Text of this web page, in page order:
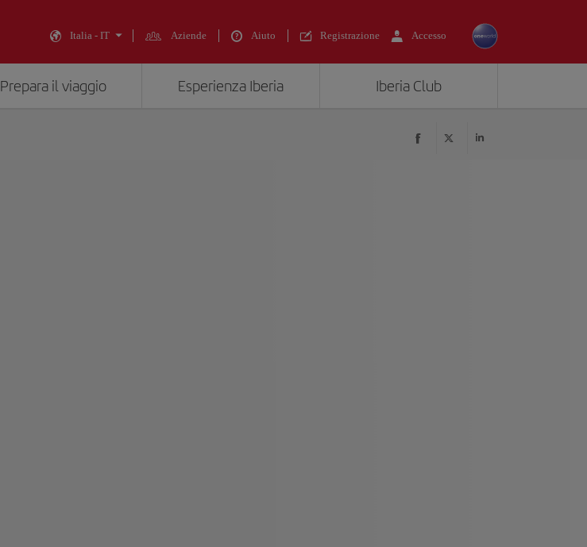
Italia - IT Aziende Aiuto Registrazione Accesso
Prepara il viaggio Esperienza Iberia Iberia Club